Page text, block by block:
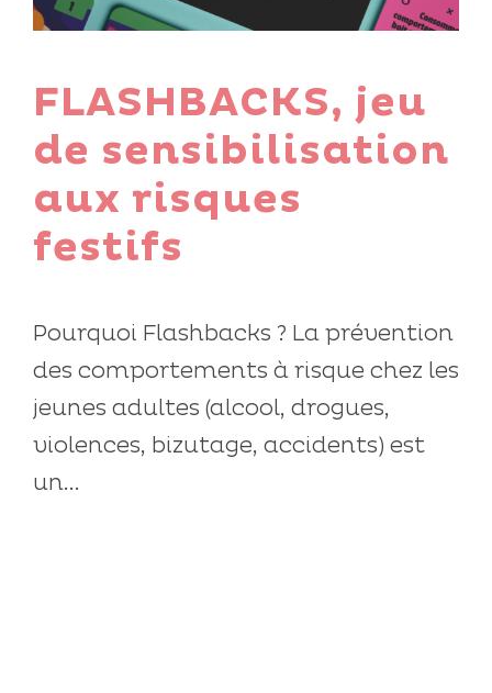
FLASHBACKS, jeu
de sensibilisation
aux risques
festifs
Pourquoi Flashbacks ? La prévention
des comportements à risque chez les
jeunes adultes (alcool, drogues,
violences, bizutage, accidents) est
un...